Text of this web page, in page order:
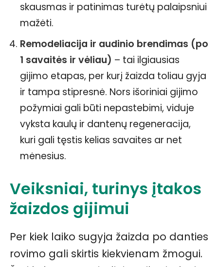
skausmas ir patinimas turėtų palaipsniui
mažėti.
Remodeliacija ir audinio brendimas (po
1 savaitės ir vėliau) – tai ilgiausias
gijimo etapas, per kurį žaizda toliau gyja
ir tampa stipresnė. Nors išoriniai gijimo
požymiai gali būti nepastebimi, viduje
vyksta kaulų ir dantenų regeneracija,
kuri gali tęstis kelias savaites ar net
mėnesius.
Veiksniai, turinys įtakos
žaizdos gijimui
Per kiek laiko sugyja žaizda po danties
rovimo gali skirtis kiekvienam žmogui.